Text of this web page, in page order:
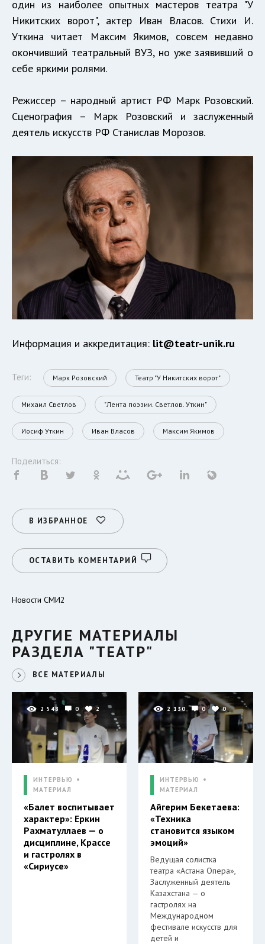
один из наиболее опытных мастеров театра "У
Никитских ворот", актер Иван Власов. Стихи И.
Уткина читает Максим Якимов, совсем недавно
окончивший театральный ВУЗ, но уже заявивший о
себе яркими ролями.
Режиссер – народный артист РФ Марк Розовский.
Сценография – Марк Розовский и заслуженный
деятель искусств РФ Станислав Морозов.
Информация и аккредитация: lit@teatr-unik.ru
Теги: Марк Розовский Театр "У Никитских ворот"
Михаил Светлов "Лента поэзии. Светлов. Уткин"
Иосиф Уткин Иван Власов Максим Якимов
Поделиться:
В ИЗБРАННОЕ
ОСТАВИТЬ КОМЕНТАРИЙ
Новости СМИ2
ДРУГИЕ МАТЕРИАЛЫ
РАЗДЕЛА "ТЕАТР"
ВСЕ МАТЕРИАЛЫ
2 548 0 2
ИНТЕРВЬЮ
МАТЕРИАЛ
«Балет воспитывает
характер»: Еркин
Рахматуллаев — о
дисциплине, Крассе
и гастролях в
«Сириусе»
2 130 0 0
ИНТЕРВЬЮ
МАТЕРИАЛ
Айгерим Бекетаева:
«Техника
становится языком
эмоций»
Ведущая солистка
театра «Астана Опера»,
Заслуженный деятель
Казахстана — о
гастролях на
Международном
фестивале искусств для
детей и